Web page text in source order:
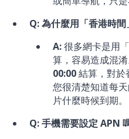
Q: 為什麼用「香港時
A:很多網卡是用
算，容易造成混
00:00結算，對於
您很清楚知道每
片什麼時候到期。
Q: 手機需要設定 APN